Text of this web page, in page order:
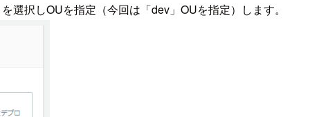
択しOUを指定（今回は「dev」OUを指定）します。